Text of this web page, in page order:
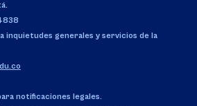
generales y servicios de la
notificaciones legales.